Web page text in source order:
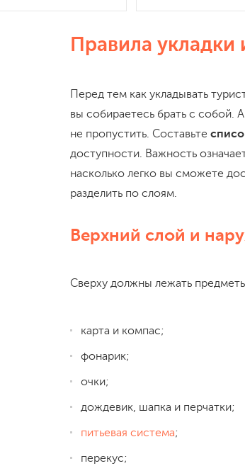
Правила укладки
Перед тем как укладывать
вы собираетесь брать с собой.
не пропустить. Составьте
доступности. Важность
насколько легко вы сможете
разделить по слоям.
Верхний слой и
Сверху должны лежать
карта и компас;
фонарик;
очки;
дождевик, шапка и перчатки;
питьевая система;
перекус;